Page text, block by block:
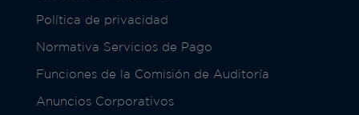
Política de privacidad
Normativa Servicios de Pago
Funciones de la Comisión de Auditoría
Anuncios Corporativos